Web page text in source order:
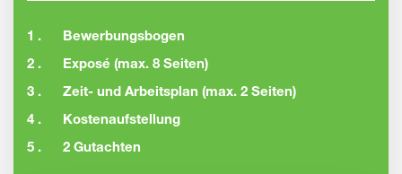
1 . Bewerbungsbogen
2 . Exposé (max. 8 Seiten)
3 . Zeit- und Arbeitsplan (max. 2 Seiten)
4 . Kostenaufstellung
5 . 2 Gutachten